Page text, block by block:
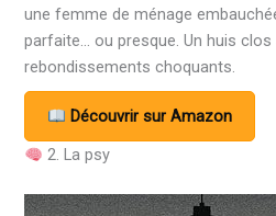
une femme de ménage
parfaite… ou presque. Un huis
rebondissements choquants.
Découvrir sur Amazon
2. La psy